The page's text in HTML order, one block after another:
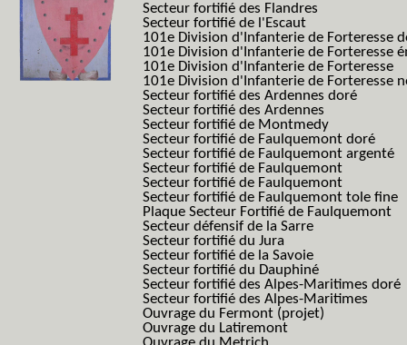
Secteur fortifié des Flandres
Secteur fortifié de l'Escaut
101e Division d'Infanterie de Forteresse
101e Division d'Infanterie de Forteresse
101e Division d'Infanterie de Forteresse
101e Division d'Infanterie de Forteresse
Secteur fortifié des Ardennes doré
Secteur fortifié des Ardennes
Secteur fortifié de Montmedy
Secteur fortifié de Faulquemont doré
Secteur fortifié de Faulquemont argenté
Secteur fortifié de Faulquemont
Secteur fortifié de Faulquemont
Secteur fortifié de Faulquemont tole fine
Plaque Secteur Fortifié de Faulquemont
Secteur défensif de la Sarre
Secteur fortifié du Jura
Secteur fortifié de la Savoie
Secteur fortifié du Dauphiné
Secteur fortifié des Alpes-Maritimes doré
Secteur fortifié des Alpes-Maritimes
Ouvrage du Fermont (projet)
Ouvrage du Latiremont